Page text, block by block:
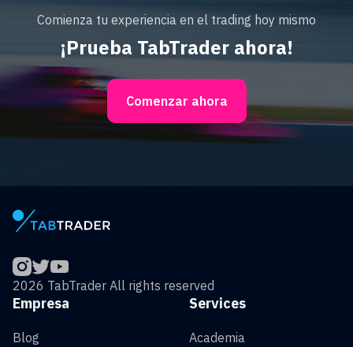
Comienza tu experiencia en el trading hoy mismo
¡Prueba TabTrader ahora!
Comenzar ahora
2026 TabTrader All rights reserved
Services
Academia
Empresa
Blog